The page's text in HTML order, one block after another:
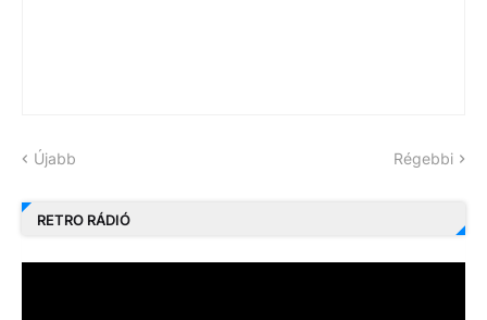
Újabb Régebbi
RETRO RÁDIÓ